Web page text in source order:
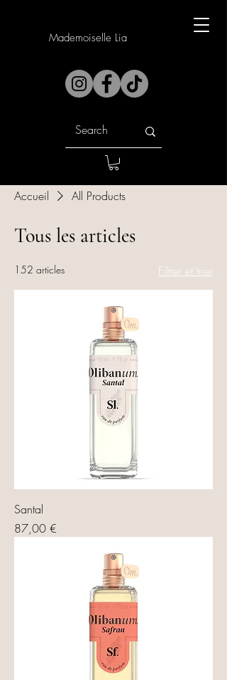
Mademoiselle Lia
Accueil All Products
Tous les articles
152 articles Filtrer et trier
Santal
Prix
87,00 €